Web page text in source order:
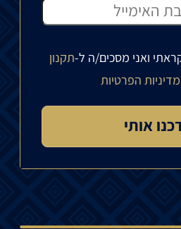
ואני מסכים/ה ל-תקנון
הפרטיות